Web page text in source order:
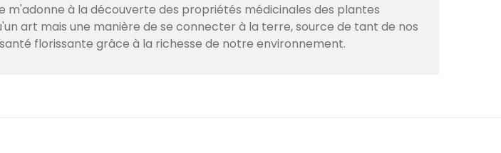
m'adonne à la découverte des propriétés médicinales des plantes
art mais une manière de se connecter à la terre, source de tant de nos
florissante grâce à la richesse de notre environnement.